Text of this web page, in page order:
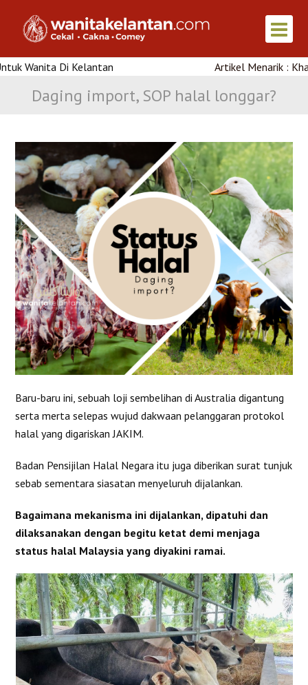
Artikel Menarik : Khasiat Air
Di Kelantan
Daging import, SOP halal longgar?
Baru-baru ini, sebuah loji sembelihan di Australia digantung
serta merta selepas wujud dakwaan pelanggaran protokol
halal yang digariskan JAKIM.
Badan Pensijilan Halal Negara itu juga diberikan surat tunjuk
sebab sementara siasatan menyeluruh dijalankan.
Bagaimana mekanisma ini dijalankan, dipatuhi dan
dilaksanakan dengan begitu ketat demi menjaga
status halal Malaysia yang diyakini ramai.